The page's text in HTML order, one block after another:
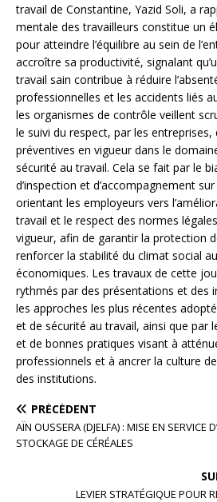
travail de Constantine, Yazid Soli, a
mentale des travailleurs constitue un
pour atteindre l’équilibre au sein de
accroître sa productivité, signalant
travail sain contribue à réduire
professionnelles et les accidents liés
les organismes de contrôle veillent
le suivi du respect, par les entreprises,
préventives en vigueur dans le
sécurité au travail. Cela se fait par le
d’inspection et d’accompagnement
orientant les employeurs vers
travail et le respect des normes
vigueur, afin de garantir la protection
renforcer la stabilité du climat social
économiques. Les travaux de cette
rythmés par des présentations et des
les approches les plus récentes
et de sécurité au travail, ainsi que par
et de bonnes pratiques visant à
professionnels et à ancrer la culture
des institutions.
PRÉCÉDENT
AÏN OUSSERA (DJELFA) : MISE EN SERVICE
STOCKAGE DE CÉRÉALES
LEVIER STRATÉGIQUE POUR